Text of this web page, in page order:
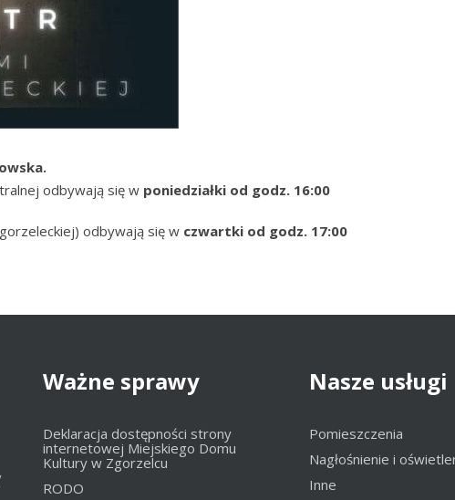
odbywają się w poniedziałki od godz. 16:00
odbywają się w czwartki od godz. 17:00
Ważne sprawy
Deklaracja dostępności strony
internetowej Miejskiego Domu
Kultury w Zgorzelcu
RODO
Nasze usługi
Pomieszczenia
Nagłośnienie i
Inne